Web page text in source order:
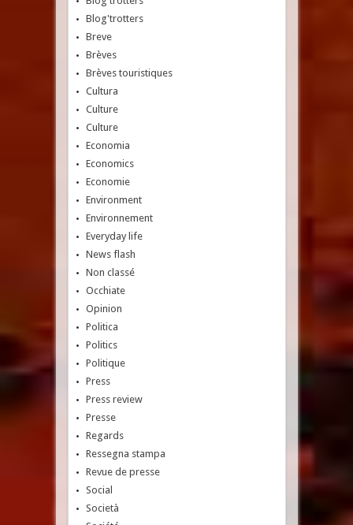
Blog'trotters
Breve
Brèves
Brèves touristiques
Cultura
Culture
Culture
Economia
Economics
Economie
Environment
Environnement
Everyday life
News flash
Non classé
Occhiate
Opinion
Politica
Politics
Politique
Press
Press review
Presse
Regards
Ressegna stampa
Revue de presse
Social
Società